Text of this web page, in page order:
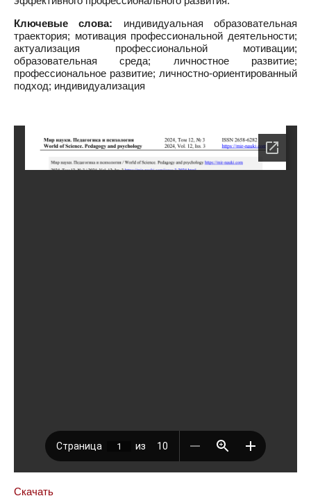
Ключевые слова: индивидуальная образовательная
траектория; мотивация профессиональной деятельности;
актуализация профессиональной мотивации;
образовательная среда; личностное развитие;
профессиональное развитие; личностно-ориентированный
подход; индивидуализация
Скачать